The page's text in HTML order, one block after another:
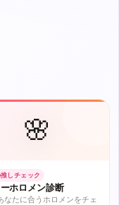
🌸
しチェック
ホロメン診断
なたに合うホロメンをチェ